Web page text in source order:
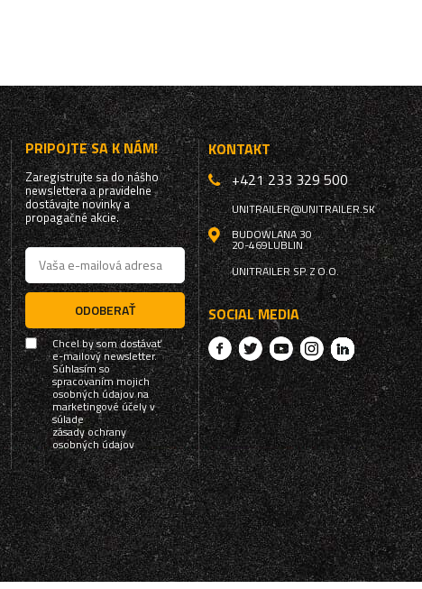
PRIPOJTE SA K NÁM!
Zaregistrujte sa do nášho
newslettera a pravidelne
dostávajte novinky a
propagačné akcie.
ODOBERAŤ
Chcel by som dostávať
e-mailový newsletter.
Súhlasím so
spracovaním mojich
osobných údajov na
marketingové účely v
súlade
zásady ochrany
osobných údajov
KONTAKT
+421 233 329 500
UNITRAILER@UNITRAILER.SK
BUDOWLANA 30
20-469LUBLIN
UNITRAILER SP. Z O.O.
SOCIAL MEDIA